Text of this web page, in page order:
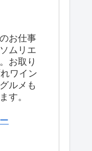
お仕事
ムリエ
お取り
ワイン
ルメも
す。